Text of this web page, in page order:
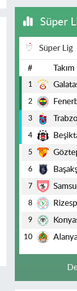
Süper
Süper Lig
# Takım
1
2
3
4
5
6
7
8
9
10